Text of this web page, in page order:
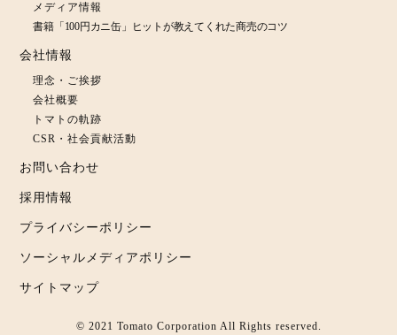
メディア情報
書籍「100円カニ缶」ヒットが教えてくれた商売のコツ
会社情報
理念・ご挨拶
会社概要
トマトの軌跡
CSR・社会貢献活動
お問い合わせ
採用情報
プライバシーポリシー
ソーシャルメディアポリシー
サイトマップ
© 2021 Tomato Corporation All Rights reserved.